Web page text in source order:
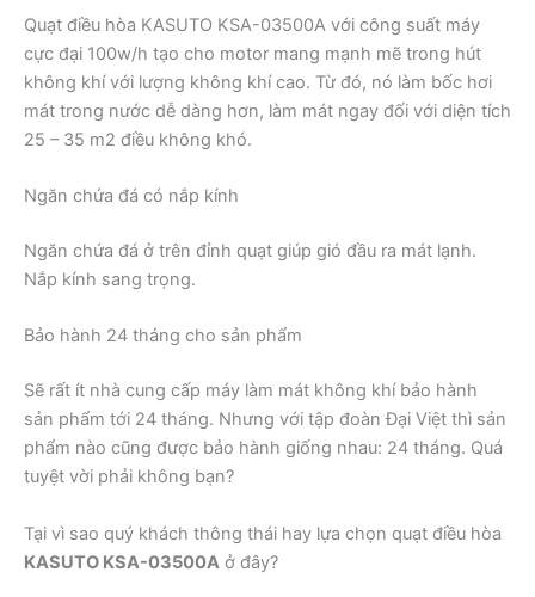
Quạt điều hòa KASUTO KSA-03500A với công suất máy
cực đại 100w/h tạo cho motor mang mạnh mẽ trong hút
không khí với lượng không khí cao. Từ đó, nó làm bốc hơi
mát trong nước dễ dàng hơn, làm mát ngay đối với diện tích
25 – 35 m2 điều không khó.
Ngăn chứa đá có nắp kính
Ngăn chứa đá ở trên đỉnh quạt giúp gió đầu ra mát lạnh.
Nắp kính sang trọng.
Bảo hành 24 tháng cho sản phẩm
Sẽ rất ít nhà cung cấp máy làm mát không khí bảo hành
sản phẩm tới 24 tháng. Nhưng với tập đoàn Đại Việt thì sản
phẩm nào cũng được bảo hành giống nhau: 24 tháng. Quá
tuyệt vời phải không bạn?
Tại vì sao quý khách thông thái hay lựa chọn quạt điều hòa
KASUTO KSA-03500A ở đây?